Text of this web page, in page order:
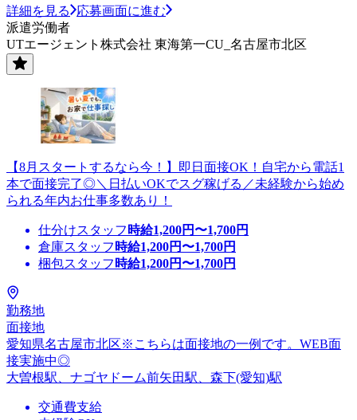
詳細を見る
応募画面に進む
派遣労働者
UTエージェント株式会社 東海第一CU_名古屋市北区
【8月スタートするなら今！】即日面接OK！自宅から電話1
本で面接完了◎＼日払いOKでスグ稼げる／未経験から始め
られる年内お仕事多数あり！
仕分けスタッフ 時給1,200円〜1,700円
倉庫スタッフ 時給1,200円〜1,700円
梱包スタッフ 時給1,200円〜1,700円
勤務地
面接地
愛知県名古屋市北区※こちらは面接地の一例です。WEB面
接実施中◎
大曽根駅、ナゴヤドーム前矢田駅、森下(愛知)駅
交通費支給